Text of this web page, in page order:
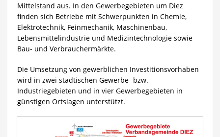
WIRTSCHAFT
Mittelstand aus. In den Gewerbegebieten um Diez
finden sich Betriebe mit Schwerpunkten in Chemie,
Elektrotechnik, Feinmechanik, Maschinenbau,
Lebensmittelindustrie und Medizintechnologie sowie
Bau- und Verbrauchermärkte.
Die Umsetzung von gewerblichen Investitionsvorhaben
wird in zwei städtischen Gewerbe- bzw.
Industriegebieten und in vier Gewerbegebieten in
günstigen Ortslagen unterstützt.